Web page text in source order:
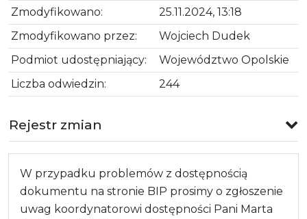
Zmodyfikowano:
25.11.2024, 13:18
Zmodyfikowano przez:
Wojciech Dudek
Podmiot udostępniający:
Województwo Opolskie
Liczba odwiedzin:
244
Rejestr zmian
W przypadku problemów z dostępnością
dokumentu na stronie BIP prosimy o zgłoszenie
uwag koordynatorowi dostępności Pani Marta